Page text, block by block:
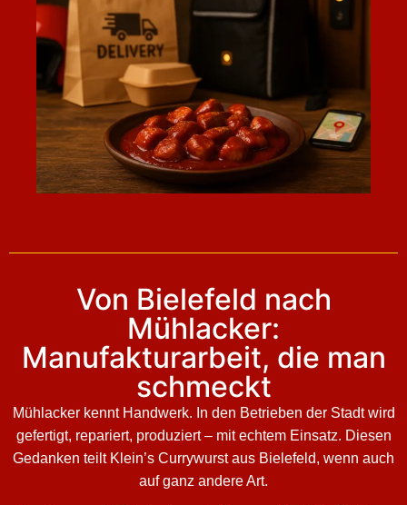
Von Bielefeld nach
Mühlacker:
Manufakturarbeit, die man
schmeckt
Mühlacker kennt Handwerk. In den Betrieben der Stadt wird
gefertigt, repariert, produziert – mit echtem Einsatz. Diesen
Gedanken teilt Klein’s Currywurst aus Bielefeld, wenn auch
auf ganz andere Art.